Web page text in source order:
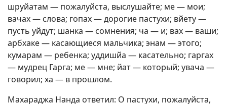
шруйатам — пожалуйста, выслушайте; ме — мои;
вачах — слова; гопах — дорогие пастухи; вйету —
пусть уйдут; шанка — сомнения; ча — и; вах — ваши;
арбхаке — касающиеся мальчика; энам — этого;
кумарам — ребенка; уддишйа — касательно; гаргах
— мудрец Гарга; ме — мне; йат — который; увача —
говорил; ха — в прошлом.
Махараджа Нанда ответил: О пастухи, пожалуйста,